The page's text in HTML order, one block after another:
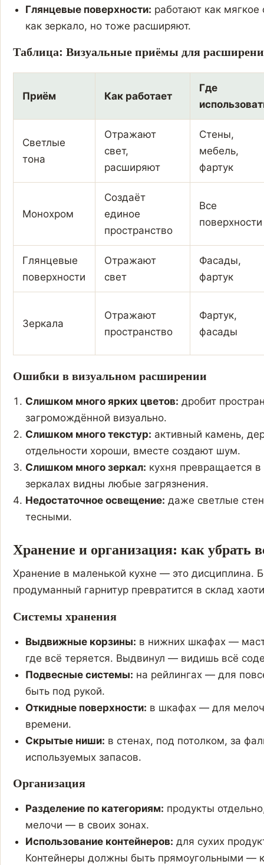
Глянцевые поверхности: работают как
как зеркало, но тоже расширяют.
Таблица: Визуальные приёмы для
Приём Как работает
Где
Светлые
тона
Отражают
свет,
расширяют
Стены,
мебель,
фартук
Монохром
Создаёт
единое
пространство
Все
поверхности
Глянцевые
поверхности
Отражают
свет
Фасады,
фартук
Зеркала
Отражают
пространство
Фартук,
фасады
Ошибки в визуальном расширении
Слишком много ярких цветов: дробит
загромождённой визуально.
Слишком много текстур: активный камень,
отдельности хороши, вместе создают шум.
Слишком много зеркал: кухня превращается
зеркалах видны любые загрязнения.
Недостаточное освещение: даже светлые
тесными.
Хранение и организация: как убрать
Хранение в маленькой кухне — это дисциплина.
продуманный гарнитур превратится в склад
Системы хранения
Выдвижные корзины: в нижних шкафах —
где всё теряется. Выдвинул — видишь всё
Подвесные системы: на рейлингах — для
быть под рукой.
Откидные поверхности: в шкафах — для
времени.
Скрытые ниши: в стенах, под потолком, за
используемых запасов.
Организация
Разделение по категориям: продукты
мелочи — в своих зонах.
Использование контейнеров: для сухих
Контейнеры должны быть прямоугольными —